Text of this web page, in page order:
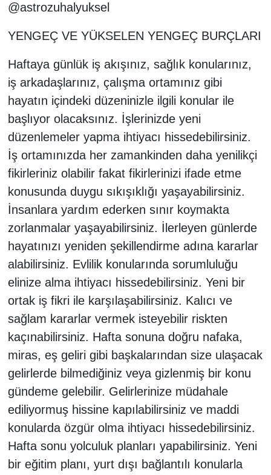
@astrozuhalyuksel
YENGEÇ VE YÜKSELEN YENGEÇ BURÇLARI
Haftaya günlük iş akışınız, sağlık konularınız,
iş arkadaşlarınız, çalışma ortamınız gibi
hayatın içindeki düzeninizle ilgili konular ile
başlıyor olacaksınız. İşlerinizde yeni
düzenlemeler yapma ihtiyacı hissedebilirsiniz.
İş ortamınızda her zamankinden daha yenilikçi
fikirleriniz olabilir fakat fikirlerinizi ifade etme
konusunda duygu sıkışıklığı yaşayabilirsiniz.
İnsanlara yardım ederken sınır koymakta
zorlanmalar yaşayabilirsiniz. İlerleyen günlerde
hayatınızı yeniden şekillendirme adına kararlar
alabilirsiniz. Evlilik konularında sorumluluğu
elinize alma ihtiyacı hissedebilirsiniz. Yeni bir
ortak iş fikri ile karşılaşabilirsiniz. Kalıcı ve
sağlam kararlar vermek isteyebilir riskten
kaçınabilirsiniz. Hafta sonuna doğru nafaka,
miras, eş geliri gibi başkalarından size ulaşacak
gelirlerde bilmediğiniz veya gizlenmiş bir konu
gündeme gelebilir. Gelirlerinize müdahale
ediliyormuş hissine kapılabilirsiniz ve maddi
konularda özgür olma ihtiyacı hissedebilirsiniz.
Hafta sonu yolculuk planları yapabilirsiniz. Yeni
bir eğitim planı, yurt dışı bağlantılı konularla